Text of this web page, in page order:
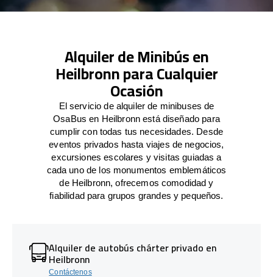
Alquiler de Minibús en
Heilbronn para Cualquier
Ocasión
El servicio de alquiler de minibuses de
OsaBus en Heilbronn está diseñado para
cumplir con todas tus necesidades. Desde
eventos privados hasta viajes de negocios,
excursiones escolares y visitas guiadas a
cada uno de los monumentos emblemáticos
de Heilbronn, ofrecemos comodidad y
fiabilidad para grupos grandes y pequeños.
Alquiler de autobús chárter privado en
Heilbronn
Contáctenos